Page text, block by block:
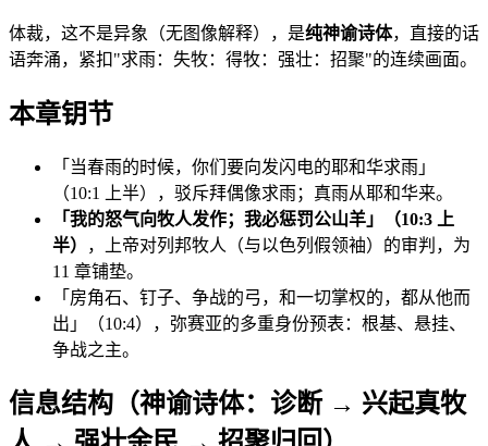
体裁，这不是异象（无图像解释），是纯神谕诗体，直接的话
语奔涌，紧扣"求雨：失牧：得牧：强壮：招聚"的连续画面。
本章钥节
「当春雨的时候，你们要向发闪电的耶和华求雨」
（10:1 上半），驳斥拜偶像求雨；真雨从耶和华来。
「我的怒气向牧人发作；我必惩罚公山羊」（10:3 上
半）
，上帝对列邦牧人（与以色列假领袖）的审判，为
11 章铺垫。
「房角石、钉子、争战的弓，和一切掌权的，都从他而
出」（10:4），弥赛亚的多重身份预表：根基、悬挂、
争战之主。
信息结构（神谕诗体：诊断 → 兴起真牧